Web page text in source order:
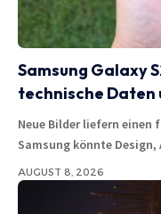
Samsung Galaxy
technische Daten
Neue Bilder liefern einen
Samsung könnte
AUGUST 8, 2026